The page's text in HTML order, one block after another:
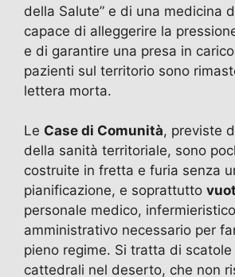
della Salute” e di una medicina
capace di alleggerire la
e di garantire una presa in
pazienti sul territorio sono
lettera morta.
Le Case di Comunità, previste
della sanità territoriale, sono
costruite in fretta e furia senza
pianificazione, e soprattutto
personale medico,
amministrativo necessario per
pieno regime. Si tratta di
cattedrali nel deserto, che non